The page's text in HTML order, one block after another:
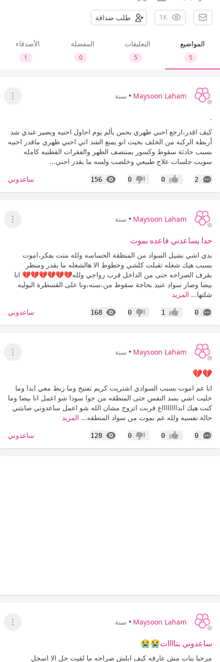
1K طلب صداقة
المواضيع
5
التعليقات
5
المفضلة
0
الأصدقاء
1
Maysoon Laham
• سنة
عرض
.
كيف اقدر،ارجع احني ظهري بحس بألم يوم احاول احنيه وبصير عندي شد
أربطة الركبه من الخلف بحيث انو يمنع الشد اني احني ظهري ماقدر احنيه
بسبب حادثة سقوط وكسور بمنتصف الظهر والفقرات القطنيه كامله
سويت جلسات علاج طبيعي وخلصت ولسه ما بقدر احني...
2
التعليقات إعجاب0 عدم إعجاب
0
156
المشاهدات ساعدوني
Maysoon Laham
• سنة
عرض
حدا يساعدني قاعده بموت
بدي اشي بشيل السواد من المنطقة الحساسه ولله متت بفكر،اموت
بسبب هيك شغله تقبلت كلشي وخطوط الا هالشغله ما بقدر ومنظر
بقرف الصراحه حتى من الداخل قرب زواجي ولله💔💔💔💔💔💔 انا
بيضا وصار سواد عنيد بحاجة سقوط من،سنه،ونا على القسطرة البوليه
شلتها... المزيد
0
التعليقات إعجاب1 عدم إعجاب
0
168
المشاهدات ساعدوني
Maysoon Laham
• سنة
عرض
💔💔
انا عم اموت بسبب السوادي اشتريت كريم تفتيح وما زبط معي ابدا وما
خليت اشي بسد النفس حتى المنطقه من جوا سودا شو اعمل انا بيضا وما
كنت هيك ابدااااااااع قربت اتزوج مشان الله شو اعمل ساعدوني صابتني
حالة نفسيه ولله عم بموت من سواد المنطقه... المزيد
0
التعليقات إعجاب0 عدم إعجاب
0
128
المشاهدات ساعدوني
Maysoon Laham
• سنة
عرض
ساعدوني بناااات😭😭
مرحبا بنات مش عارفه كيف ابلش صراحه ما لقيت حل الا اسجل